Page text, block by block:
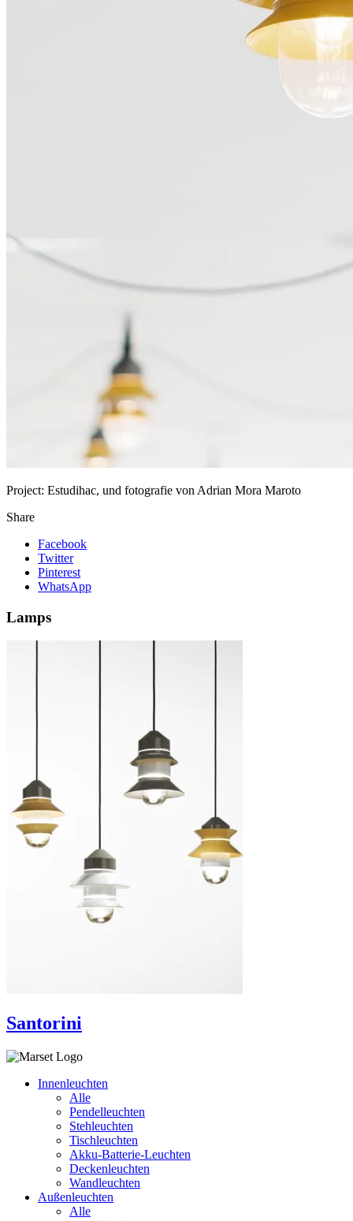
Project: Estudihac, und fotografie von Adrian Mora Maroto
Share
Facebook
Twitter
Pinterest
WhatsApp
Lamps
Santorini
Innenleuchten
Alle
Pendelleuchten
Stehleuchten
Tischleuchten
Akku-Batterie-Leuchten
Deckenleuchten
Wandleuchten
Außenleuchten
Alle